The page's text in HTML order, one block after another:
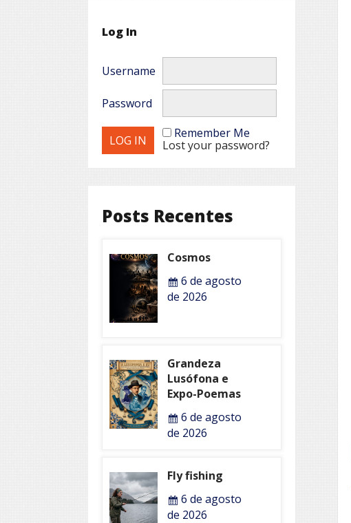
Log In
Username
Password
Remember Me
Lost your password?
Posts Recentes
Cosmos
6 de agosto
de 2026
Grandeza
Lusófona e
Expo-Poemas
6 de agosto
de 2026
Fly fishing
6 de agosto
de 2026